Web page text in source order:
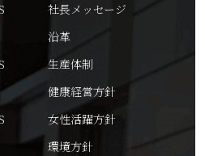
社長メッセージ
沿革
生産体制
健康経営方針
女性活躍方針
環境方針